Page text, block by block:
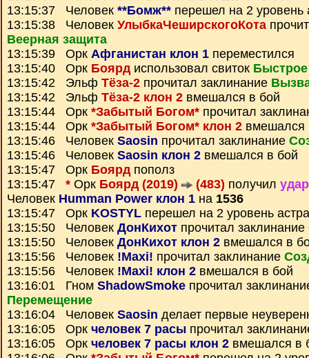
13:15:37 Человек **Бомж** перешел на 2 уровень
13:15:38 Человек УлыбкаЧеширскогоКота
Веерная защита
13:15:39 Орк Афганистан клон 1 переместился
13:15:40 Орк Боярдиспользовал свиток
13:15:42 Эльф Тёза-2 прочитал заклинание
13:15:42 Эльф Тёза-2 клон 2 вмешался в бой
13:15:44 Орк *Забытый Богом* прочитал
13:15:44 Орк *Забытый Богом* клон 2 вмешался
13:15:46 Человек Saosin прочитал заклинание
13:15:46 Человек Saosin клон 2 вмешался в бой
13:15:47 Орк Боярдпополз
13:15:47 * Орк Боярд (2019) (483) получил
Человек Humman Power клон 1 на 1536
13:15:47 Орк KOSTYL перешел на 2 уровень
13:15:50 Человек ДонКихот прочитал заклинание
13:15:50 Человек ДонКихот клон 2 вмешался в
13:15:56 Человек !Maxi! прочитал заклинание
13:15:56 Человек !Maxi! клон 2 вмешался в бой
13:16:01 Гном ShadowSmoke прочитал
Перемещение
13:16:04 Человек Saosin делает первые
13:16:05 Орк человек 7 расы прочитал
13:16:05 Орк человек 7 расы клон 2 вмешался в